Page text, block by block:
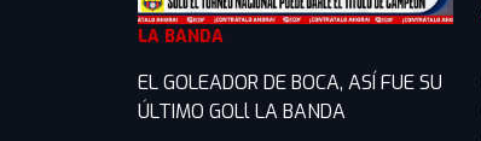
LA BANDA
EL GOLEADOR DE BOCA, ASÍ FUE SU
ÚLTIMO GOLl LA BANDA